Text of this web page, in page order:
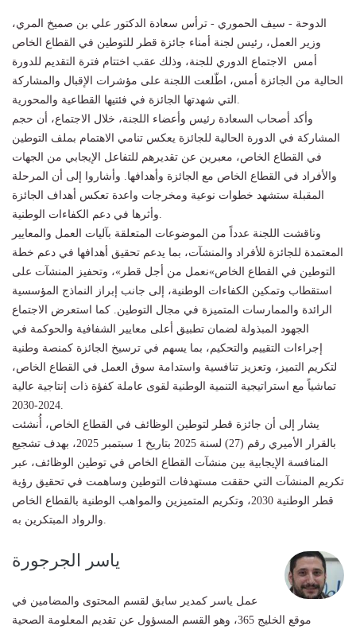
الدوحة - سيف الحموري - ترأس سعادة الدكتور علي بن صميخ المري،
وزير العمل، رئيس لجنة أمناء جائزة قطر للتوطين في القطاع الخاص
أمس الاجتماع الدوري للجنة، وذلك عقب اختتام فترة التقديم للدورة
الحالية من الجائزة أمس، اطّلعت اللجنة على مؤشرات الإقبال والمشاركة
وأكد أصحاب السعادة رئيس وأعضاء اللجنة، خلال الاجتماع، أن حجم
المشاركة في الدورة الحالية للجائزة يعكس تنامي الاهتمام بملف التوطين
في القطاع الخاص، معبرين عن تقديرهم للتفاعل الإيجابي من الجهات
والأفراد في القطاع الخاص مع الجائزة وأهدافها. وأشاروا إلى أن المرحلة
المقبلة ستشهد خطوات نوعية ومخرجات واعدة تعكس أهداف الجائزة
وناقشت اللجنة عدداً من الموضوعات المتعلقة بآليات العمل والمعايير
المعتمدة للجائزة للأفراد والمنشآت، بما يدعم تحقيق أهدافها في دعم خطة
التوطين في القطاع الخاص»نعمل من أجل قطر»، وتحفيز المنشآت على
استقطاب وتمكين الكفاءات الوطنية، إلى جانب إبراز النماذج المؤسسية
الرائدة والممارسات المتميزة في مجال التوطين. كما استعرض الاجتماع
الجهود المبذولة لضمان تطبيق أعلى معايير الشفافية والحوكمة في
إجراءات التقييم والتحكيم، بما يسهم في ترسيخ الجائزة كمنصة وطنية
لتكريم التميز، وتعزيز تنافسية واستدامة سوق العمل في القطاع الخاص،
تماشياً مع استراتيجية التنمية الوطنية لقوى عاملة كفؤة ذات إنتاجية عالية
يشار إلى أن جائزة قطر لتوطين الوظائف في القطاع الخاص، أُنشئت
بالقرار الأميري رقم (27) لسنة 2025 بتاريخ 1 سبتمبر 2025، بهدف تشجيع
المنافسة الإيجابية بين منشآت القطاع الخاص في توطين الوظائف، عبر
تكريم المنشآت التي حققت مستهدفات التوطين وساهمت في تحقيق رؤية
قطر الوطنية 2030، وتكريم المتميزين والمواهب الوطنية بالقطاع الخاص
ياسر الجرجورة
عمل ياسر كمدير سابق لقسم المحتوى والمضامين في
موقع الخليج 365، وهو القسم المسؤول عن تقديم المعلومة الصحية